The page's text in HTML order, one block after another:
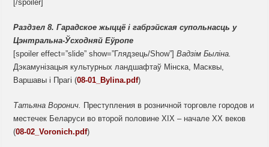
[/spoiler]
Раздзел 8.Гарадское жыццё і габрэйская супольнасцьу
Цэнтральна-Ўсходняй Еўропе
[spoiler effect=”slide” show=”Глядзець/Show”]Вадзім Быліна.
Дэкамунізацыя культурных ландшафтаў Мінска, Масквы,
Варшавы і Прагі (08-01_Bylina.pdf)
Татьяна Воронич. Преступления в розничной торговле городов и
местечек Беларуси во второй половине XIX – начале XX веков
(08-02_Voronich.pdf)